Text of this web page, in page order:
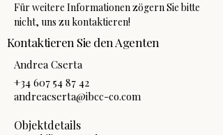
Für weitere Informationen zögern Sie bitte
nicht, uns zu kontaktieren!
Kontaktieren Sie den Agenten
Andrea Cserta
+34 607 54 87 42
andreacserta@ibcc-co.com
Objektdetails